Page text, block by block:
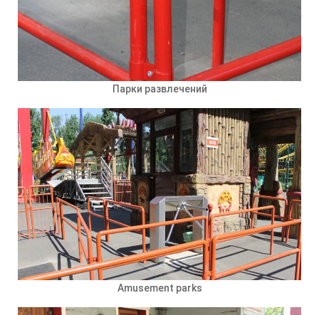
Парки развлечений
Amusement parks